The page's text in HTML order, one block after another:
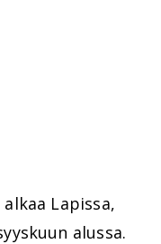
Lapissa,
alussa.